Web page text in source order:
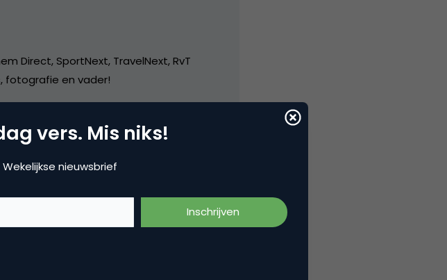
Direct, SportNext, TravelNext, RvT
fotografie en vader!
vers. Mis niks!
Wekelijkse nieuwsbrief